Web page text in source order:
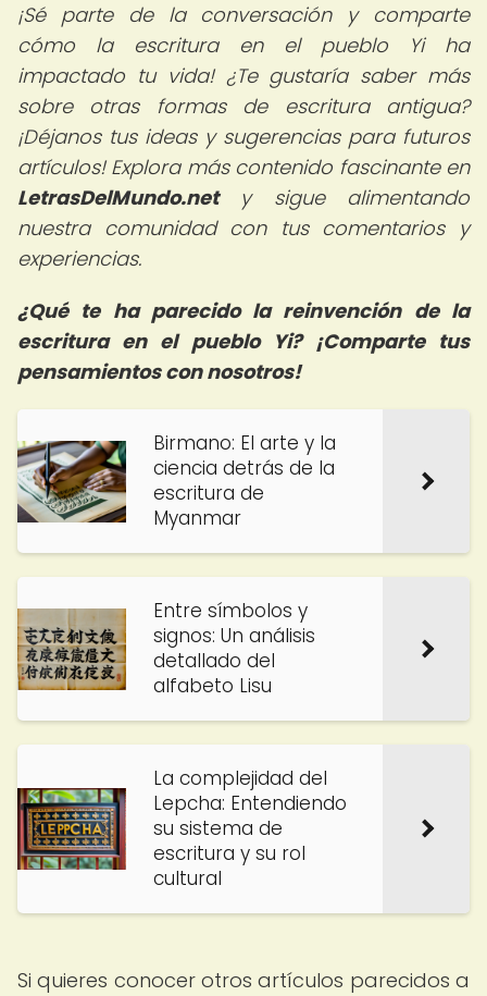
¡Sé parte de la conversación y comparte
cómo la escritura en el pueblo Yi ha
impactado tu vida! ¿Te gustaría saber más
sobre otras formas de escritura antigua?
¡Déjanos tus ideas y sugerencias para futuros
artículos! Explora más contenido fascinante en
LetrasDelMundo.nety sigue alimentando
nuestra comunidad con tus comentarios y
experiencias.
¿Qué te ha parecido la reinvención de la
escritura en el pueblo Yi? ¡Comparte tus
pensamientos con nosotros!
Birmano: El arte y la
ciencia detrás de la
escritura de
Myanmar
Entre símbolos y
signos: Un análisis
detallado del
alfabeto Lisu
La complejidad del
Lepcha: Entendiendo
su sistema de
escritura y su rol
cultural
Si quieres conocer otros artículos parecidos a